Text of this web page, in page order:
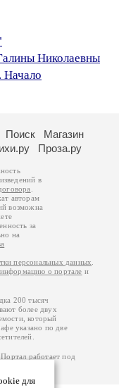
Николаевны
Начало
для
Поиск
Магазин
Проза.ру
в
авторам
возможна
за
на
персональных данных
информацию о портале и
200 тысяч
более двух
который
указано по две
работает под